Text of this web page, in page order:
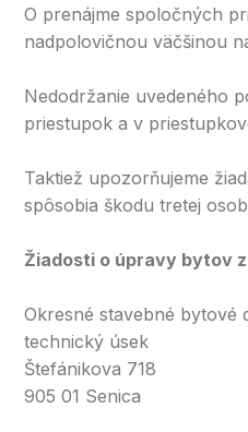
O prenájme spoločných
nadpolovičnou väčšinou
Nedodržanie uvedeného
priestupok a v
Taktiež upozorňujeme
spôsobia škodu tretej
Žiadosti o úpravy bytov
Okresné stavebné bytové
technický úsek
Štefánikova 718
905 01 Senica